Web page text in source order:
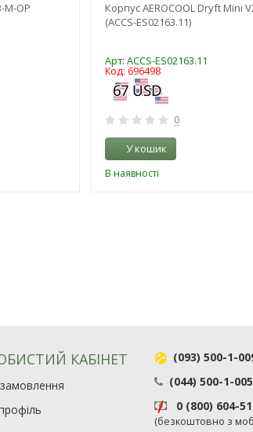
M-OP
Корпус AEROCOOL Dryft Mini
(ACCS-ES02163.11)
Арт: ACCS-ES02163.11
Код: 696498
0
У кошик
В наявності
КАБІНЕТ
(093) 500-1-
(044) 500-1-005
0 (800) 604-
(безкоштовно з